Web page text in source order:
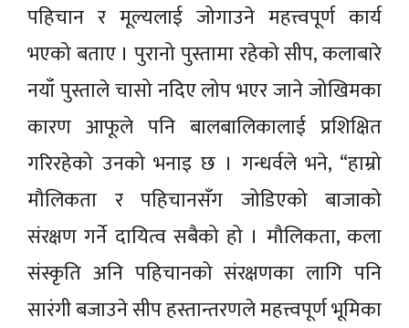
पहिचान र मूल्यलाई जोगाउने महत्त्वपूर्ण कार्य
भएको बताए । पुरानो पुस्तामा रहेको सीप, कलाबारे
नयाँ पुस्ताले चासो नदिए लोप भएर जाने जोखिमका
कारण आफूले पनि बालबालिकालाई प्रशिक्षित
गरिरहेको उनको भनाइ छ । गन्धर्वले भने, “हाम्रो
मौलिकता र पहिचानसँग जोडिएको बाजाको
संरक्षण गर्ने दायित्व सबैको हो । मौलिकता, कला
संस्कृति अनि पहिचानको संरक्षणका लागि पनि
सारंगी बजाउने सीप हस्तान्तरणले महत्त्वपूर्ण भूमिका